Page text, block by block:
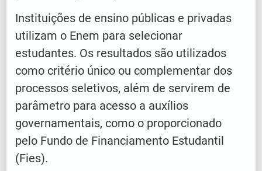
Instituições de ensino públicas e privadas
utilizam o Enem para selecionar
estudantes. Os resultados são utilizados
como critério único ou complementar dos
processos seletivos, além de servirem de
parâmetro para acesso a auxílios
governamentais, como o proporcionado
pelo Fundo de Financiamento Estudantil
(Fies).